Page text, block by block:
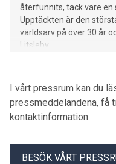
återfunnits, tack vare en
Upptäckten är den
världsarv på över 30 år
Litsleby.
I vårt pressrum kan du
pressmeddelandena, få
kontaktinformation.
BESÖK VÅRT